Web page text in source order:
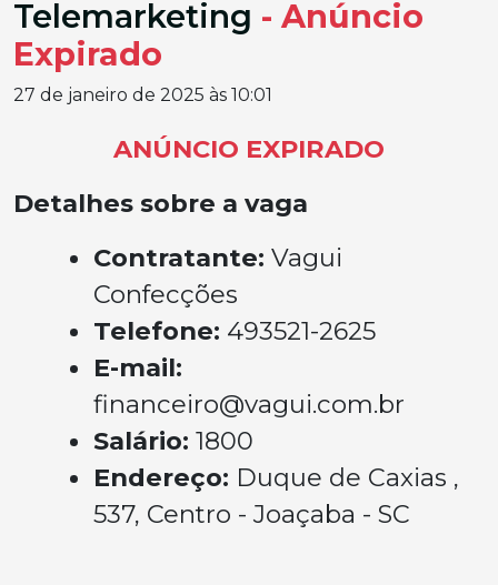
Telemarketing - Anúncio
Expirado
27 de janeiro de 2025 às 10:01
ANÚNCIO EXPIRADO
Detalhes sobre a vaga
Contratante: Vagui
Confecções
Telefone: 493521-2625
E-mail:
financeiro@vagui.com.br
Salário: 1800
Endereço: Duque de Caxias ,
537, Centro - Joaçaba - SC